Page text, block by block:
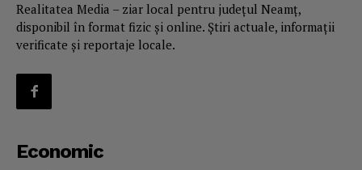
Realitatea Media – ziar local pentru județul Neamț,
disponibil în format fizic și online. Știri actuale, informații
verificate și reportaje locale.
Economic